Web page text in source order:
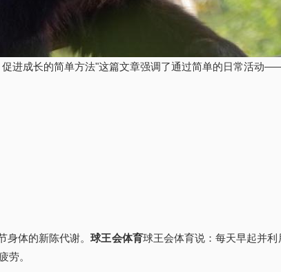
进成长的简单方法"这篇文章强调了通过简单的日常活动
身体的新陈代谢。球王会体育球王会体育说：每天早起并
劳。